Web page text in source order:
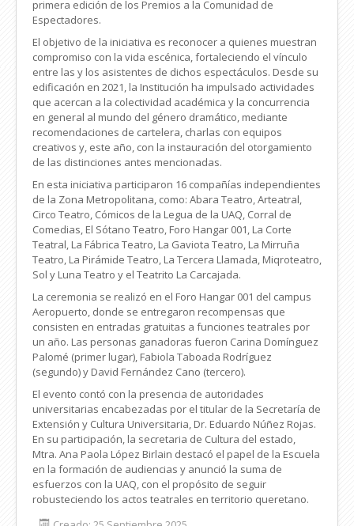
primera edición de los Premios a la Comunidad de
Espectadores.
El objetivo de la iniciativa es reconocer a quienes muestran
compromiso con la vida escénica, fortaleciendo el vínculo
entre las y los asistentes de dichos espectáculos. Desde su
edificación en 2021, la Institución ha impulsado actividades
que acercan a la colectividad académica y la concurrencia
en general al mundo del género dramático, mediante
recomendaciones de cartelera, charlas con equipos
creativos y, este año, con la instauración del otorgamiento
de las distinciones antes mencionadas.
En esta iniciativa participaron 16 compañías independientes
de la Zona Metropolitana, como: Abara Teatro, Arteatral,
Circo Teatro, Cómicos de la Legua de la UAQ, Corral de
Comedias, El Sótano Teatro, Foro Hangar 001, La Corte
Teatral, La Fábrica Teatro, La Gaviota Teatro, La Mirruña
Teatro, La Pirámide Teatro, La Tercera Llamada, Miqroteatro,
Sol y Luna Teatro y el Teatrito La Carcajada.
La ceremonia se realizó en el Foro Hangar 001 del campus
Aeropuerto, donde se entregaron recompensas que
consisten en entradas gratuitas a funciones teatrales por
un año. Las personas ganadoras fueron Carina Domínguez
Palomé (primer lugar), Fabiola Taboada Rodríguez
(segundo) y David Fernández Cano (tercero).
El evento contó con la presencia de autoridades
universitarias encabezadas por el titular de la Secretaría de
Extensión y Cultura Universitaria, Dr. Eduardo Núñez Rojas.
En su participación, la secretaria de Cultura del estado,
Mtra. Ana Paola López Birlain destacó el papel de la Escuela
en la formación de audiencias y anunció la suma de
esfuerzos con la UAQ, con el propósito de seguir
robusteciendo los actos teatrales en territorio queretano.